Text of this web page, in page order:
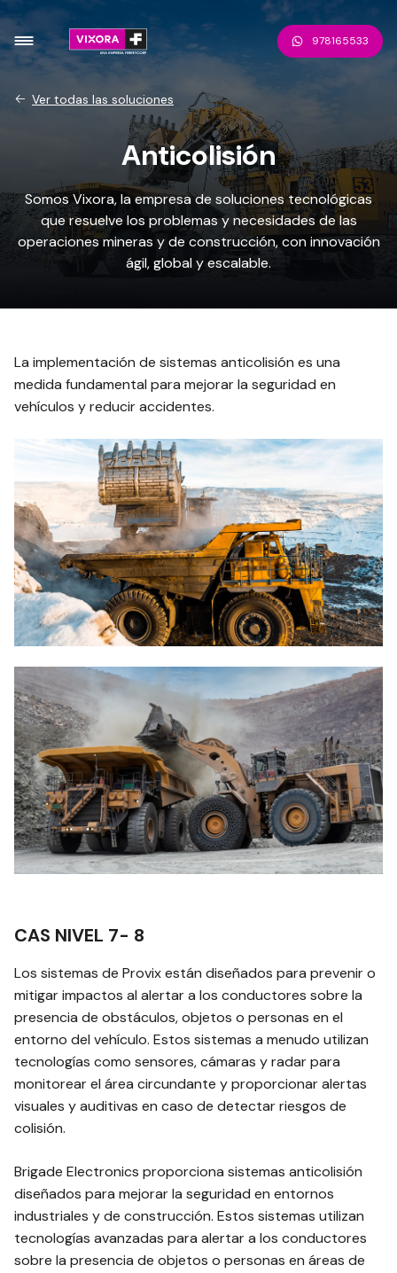
978165533
Ver todas las soluciones
Anticolisión
Somos Vixora, la empresa de soluciones tecnológicas
que resuelve los problemas y necesidades de las
operaciones mineras y de construcción, con innovación
ágil, global y escalable.
La implementación de sistemas anticolisión es una
medida fundamental para mejorar la seguridad en
vehículos y reducir accidentes.
CAS NIVEL 7- 8
Los sistemas de Provix están diseñados para prevenir o
mitigar impactos al alertar a los conductores sobre la
presencia de obstáculos, objetos o personas en el
entorno del vehículo. Estos sistemas a menudo utilizan
tecnologías como sensores, cámaras y radar para
monitorear el área circundante y proporcionar alertas
visuales y auditivas en caso de detectar riesgos de
colisión.
Brigade Electronics proporciona sistemas anticolisión
diseñados para mejorar la seguridad en entornos
industriales y de construcción. Estos sistemas utilizan
tecnologías avanzadas para alertar a los conductores
sobre la presencia de objetos o personas en áreas de